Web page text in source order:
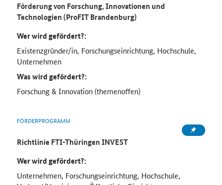
Förderung von Forschung, Innovationen und
Technologien (ProFIT Brandenburg)
Wer wird gefördert?:
Existenzgründer/in, Forschungseinrichtung, Hochschule,
Unternehmen
Was wird gefördert?:
Forschung & Innovation (themenoffen)
FÖRDERPROGRAMM
Richtlinie FTI-Thüringen INVEST
Wer wird gefördert?:
Unternehmen, Forschungseinrichtung, Hochschule,